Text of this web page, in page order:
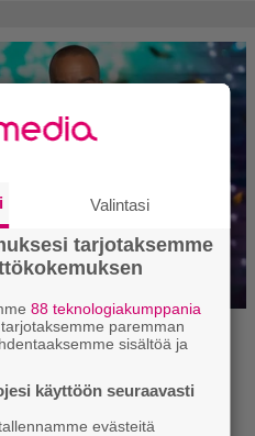
Valintasi
tarjotaksemme
88 teknologiakumppania
paremman
sisältöä ja
käyttöön seuraavasti
evästeitä